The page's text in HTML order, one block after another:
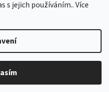
s jejich používáním.. Více
. Všechna práva